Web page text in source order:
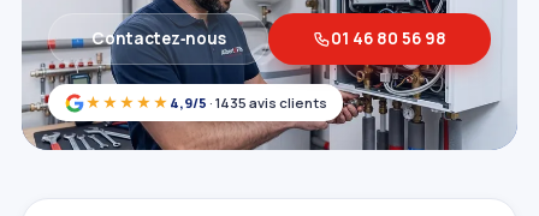
★★★★★ 4,9/5 · 1435 avis clients
Contactez‑nous 01 46 80 56 98